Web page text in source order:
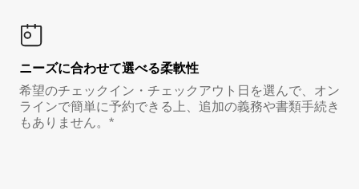
ニーズに合わせて選べる柔軟性
希望のチェックイン・チェックアウト日を選んで、オン
ラインで簡単に予約できる上、追加の義務や書類手続き
もありません。*